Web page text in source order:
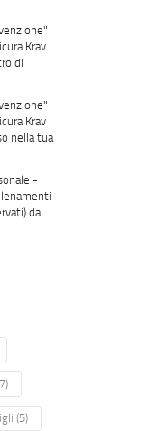
Krav
di
Krav
nella tua
-
dal
(5)